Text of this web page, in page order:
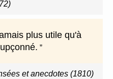
plus utile qu'à
et anecdotes (1810)